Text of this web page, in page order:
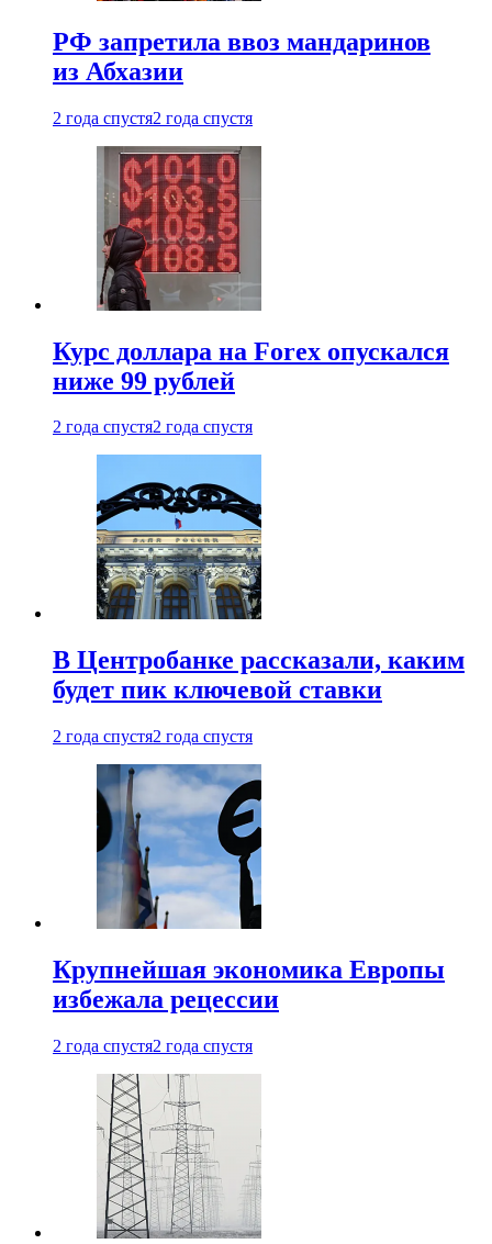
РФ запретила ввоз мандаринов
из Абхазии
2 года спустя2 года спустя
Курс доллара на Forex опускался
ниже 99 рублей
2 года спустя2 года спустя
В Центробанке рассказали, каким
будет пик ключевой ставки
2 года спустя2 года спустя
Крупнейшая экономика Европы
избежала рецессии
2 года спустя2 года спустя